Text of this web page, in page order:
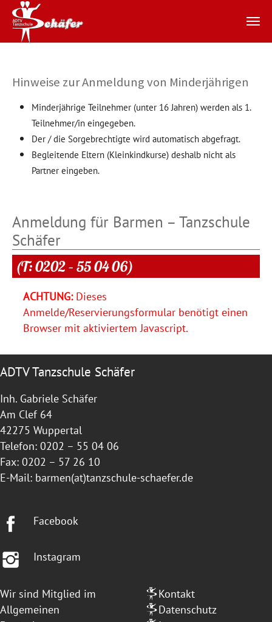
Hinweise zur Anmeldung von Minderjährigen
Minderjährige Teilnehmer (unter 16 Jahren) werden als 1.
Teilnehmer/in eingegeben.
Der / die Sorgebrechtigte wird automatisch abgefragt.
Begleitende Eltern (Kleinkindkurse) deshalb nicht als
Partner eingeben.
Anmeldung für Barmen – Tanzschule
Schäfer
(T: 0202 – 55 04 06)
ACHTUNG:Dieses
Anmelde/Reservierungsformular benötigt einen
Browser mit aktiviertem Javascript.
ADTV Tanzschule Schäfer
Inh. Gabriele Schäfer
Am Clef 64
42275 Wuppertal
Telefon: 0202 – 55 04 06
Fax: 0202 – 57 26 10
E-Mail: barmen(at)tanzschule-schaefer.de
Facebook
Instagram
Wir sind Mitglied im
Allgemeinen
Kontakt
Datenschutz